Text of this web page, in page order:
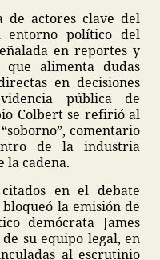
de actores clave del
entorno político del
en reportes y
que alimenta dudas
en decisiones
pública de
Colbert se refirió al
comentario
de la industria
la cadena.
en el debate
la emisión de
demócrata James
su equipo legal, en
al escrutinio